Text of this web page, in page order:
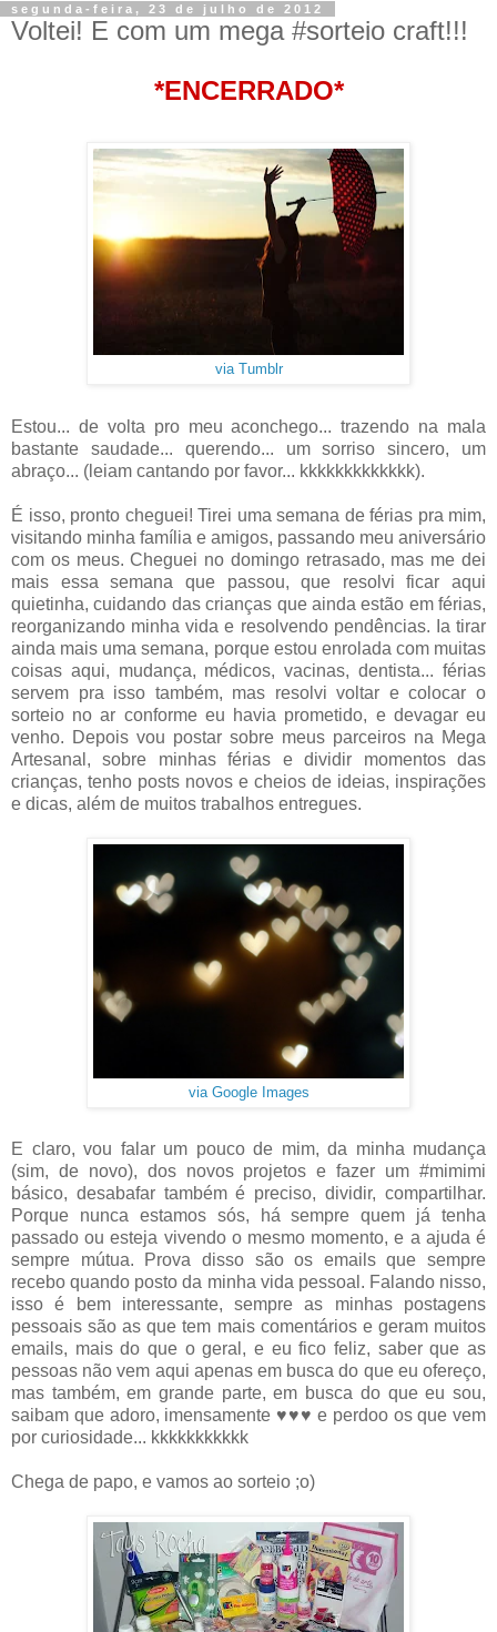
segunda-feira, 23 de julho de 2012
Voltei! E com um mega #sorteio craft!!!
*ENCERRADO*
via Tumblr
Estou... de volta pro meu aconchego... trazendo na mala
bastante saudade... querendo... um sorriso sincero, um
abraço... (leiam cantando por favor... kkkkkkkkkkkkk).
É isso, pronto cheguei! Tirei uma semana de férias pra mim,
visitando minha família e amigos, passando meu aniversário
com os meus. Cheguei no domingo retrasado, mas me dei
mais essa semana que passou, que resolvi ficar aqui
quietinha, cuidando das crianças que ainda estão em férias,
reorganizando minha vida e resolvendo pendências. Ia tirar
ainda mais uma semana, porque estou enrolada com muitas
coisas aqui, mudança, médicos, vacinas, dentista... férias
servem pra isso também, mas resolvi voltar e colocar o
sorteio no ar conforme eu havia prometido, e devagar eu
venho. Depois vou postar sobre meus parceiros na Mega
Artesanal, sobre minhas férias e dividir momentos das
crianças, tenho posts novos e cheios de ideias, inspirações
e dicas, além de muitos trabalhos entregues.
via Google Images
E claro, vou falar um pouco de mim, da minha mudança
(sim, de novo), dos novos projetos e fazer um #mimimi
básico, desabafar também é preciso, dividir, compartilhar.
Porque nunca estamos sós, há sempre quem já tenha
passado ou esteja vivendo o mesmo momento, e a ajuda é
sempre mútua. Prova disso são os emails que sempre
recebo quando posto da minha vida pessoal. Falando nisso,
isso é bem interessante, sempre as minhas postagens
pessoais são as que tem mais comentários e geram muitos
emails, mais do que o geral, e eu fico feliz, saber que as
pessoas não vem aqui apenas em busca do que eu ofereço,
mas também, em grande parte, em busca do que eu sou,
saibam que adoro, imensamente ♥♥♥ e perdoo os que vem
por curiosidade... kkkkkkkkkkk
Chega de papo, e vamos ao sorteio ;o)